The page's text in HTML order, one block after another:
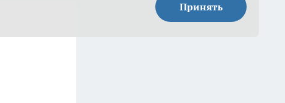
Принять